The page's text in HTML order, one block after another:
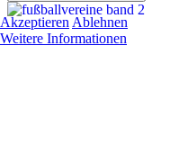
Akzeptieren Ablehnen
Weitere Informationen